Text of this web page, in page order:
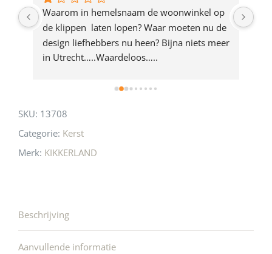
productWaarom in hemelsnaam de woonwinkel op
de klippen  laten lopen? Waar moeten nu de
design liefhebbers nu heen? Bijna niets meer
in Utrecht…..Waardeloos…..
SKU: 13708
Categorie: Kerst
Merk: KIKKERLAND
Beschrijving
Aanvullende informatie